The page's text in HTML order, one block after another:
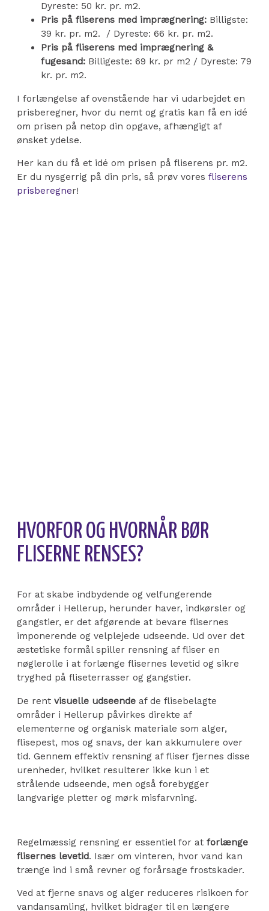
Dyreste: 50 kr. pr. m2.
Pris på fliserens med imprægnering: Billigste:
39 kr. pr. m2. / Dyreste: 66 kr. pr. m2.
Pris på fliserens med imprægnering &
fugesand: Billigeste: 69 kr. pr m2 / Dyreste: 79
kr. pr. m2.
I forlængelse af ovenstående har vi udarbejdet en
prisberegner, hvor du nemt og gratis kan få en idé
om prisen på netop din opgave, afhængigt af
ønsket ydelse.
Her kan du få et idé om prisen på fliserens pr. m2.
Er du nysgerrig på din pris, så prøv vores fliserens
prisberegner!
HVORFOR OG HVORNÅR BØR
FLISERNE RENSES?
For at skabe indbydende og velfungerende
områder i Hellerup, herunder haver, indkørsler og
gangstier, er det afgørende at bevare flisernes
imponerende og velplejede udseende. Ud over det
æstetiske formål spiller rensning af fliser en
nøglerolle i at forlænge flisernes levetid og sikre
tryghed på fliseterrasser og gangstier.
De rent visuelle udseende af de flisebelagte
områder i Hellerup påvirkes direkte af
elementerne og organisk materiale som alger,
flisepest, mos og snavs, der kan akkumulere over
tid. Gennem effektiv rensning af fliser fjernes disse
urenheder, hvilket resulterer ikke kun i et
strålende udseende, men også forebygger
langvarige pletter og mørk misfarvning.
Regelmæssig rensning er essentiel for at forlænge
flisernes levetid. Især om vinteren, hvor vand kan
trænge ind i små revner og forårsage frostskader.
Ved at fjerne snavs og alger reduceres risikoen for
vandansamling, hvilket bidrager til en længere